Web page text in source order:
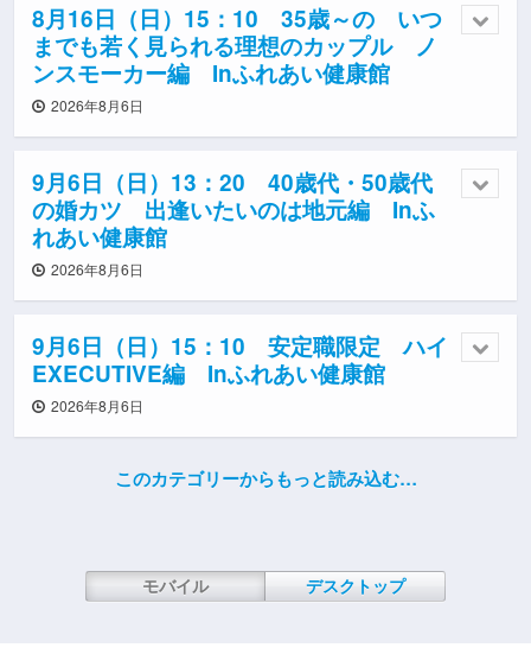
8月16日（日）15：10 35歳～の いつ
までも若く見られる理想のカップル ノ
ンスモーカー編 Inふれあい健康館
2026年8月6日
9月6日（日）13：20 40歳代・50歳代
の婚カツ 出逢いたいのは地元編 Inふ
れあい健康館
2026年8月6日
9月6日（日）15：10 安定職限定 ハイ
EXECUTIVE編 Inふれあい健康館
2026年8月6日
このカテゴリーからもっと読み込む…
モバイル デスクトップ